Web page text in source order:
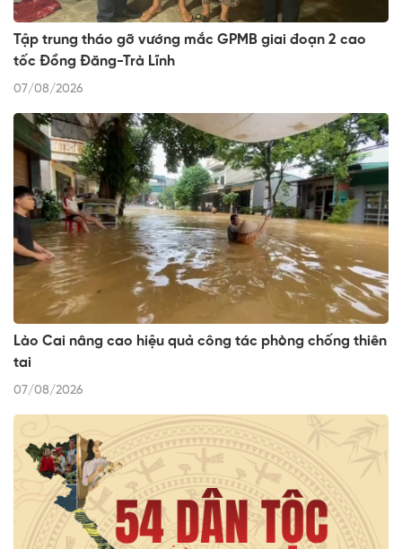
Tập trung tháo gỡ vướng mắc GPMB giai đoạn 2 cao
tốc Đồng Đăng-Trà Lĩnh
07/08/2026
Lào Cai nâng cao hiệu quả công tác phòng chống thiên
tai
07/08/2026